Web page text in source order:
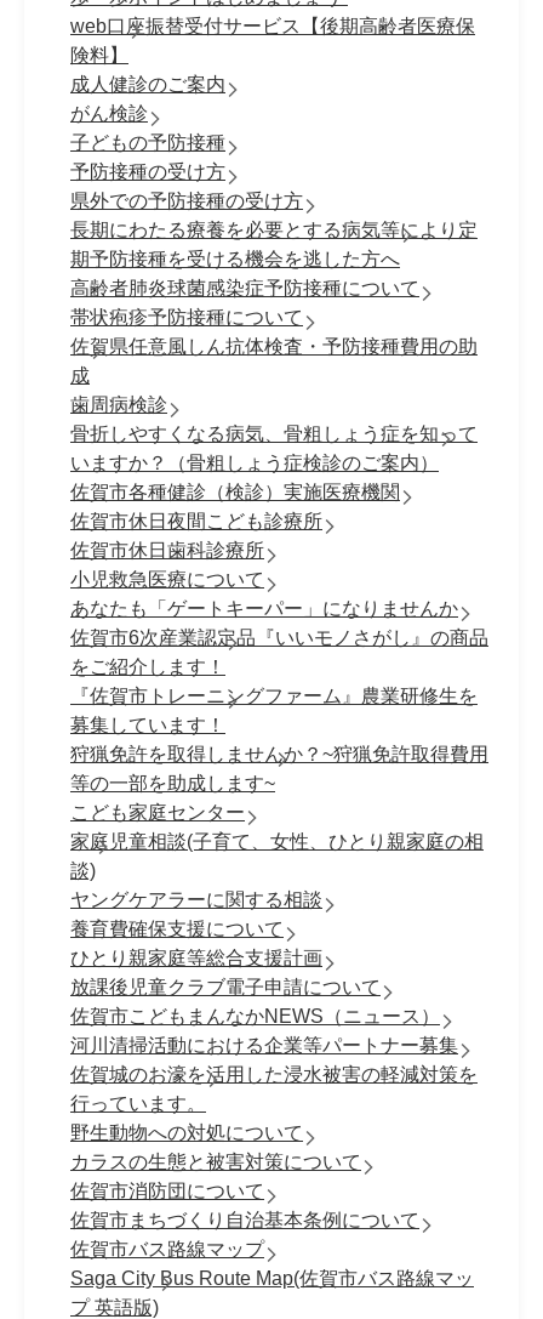
web口座振替受付サービス【後期高齢者医療保
険料】
成人健診のご案内
がん検診
子どもの予防接種
予防接種の受け方
県外での予防接種の受け方
長期にわたる療養を必要とする病気等により定
期予防接種を受ける機会を逃した方へ
高齢者肺炎球菌感染症予防接種について
帯状疱疹予防接種について
佐賀県任意風しん抗体検査・予防接種費用の助
成
歯周病検診
骨折しやすくなる病気、骨粗しょう症を知って
いますか？（骨粗しょう症検診のご案内）
佐賀市各種健診（検診）実施医療機関
佐賀市休日夜間こども診療所
佐賀市休日歯科診療所
小児救急医療について
あなたも「ゲートキーパー」になりませんか
佐賀市6次産業認定品『いいモノさがし』の商品
をご紹介します！
『佐賀市トレーニングファーム』農業研修生を
募集しています！
狩猟免許を取得しませんか？~狩猟免許取得費用
等の一部を助成します~
こども家庭センター
家庭児童相談(子育て、女性、ひとり親家庭の相
談)
ヤングケアラーに関する相談
養育費確保支援について
ひとり親家庭等総合支援計画
放課後児童クラブ電子申請について
佐賀市こどもまんなかNEWS（ニュース）
河川清掃活動における企業等パートナー募集
佐賀城のお濠を活用した浸水被害の軽減対策を
行っています。
野生動物への対処について
カラスの生態と被害対策について
佐賀市消防団について
佐賀市まちづくり自治基本条例について
佐賀市バス路線マップ
Saga City Bus Route Map(佐賀市バス路線マッ
プ 英語版)